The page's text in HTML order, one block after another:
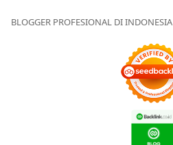
BLOGGER PROFESIONAL DI INDONESIA